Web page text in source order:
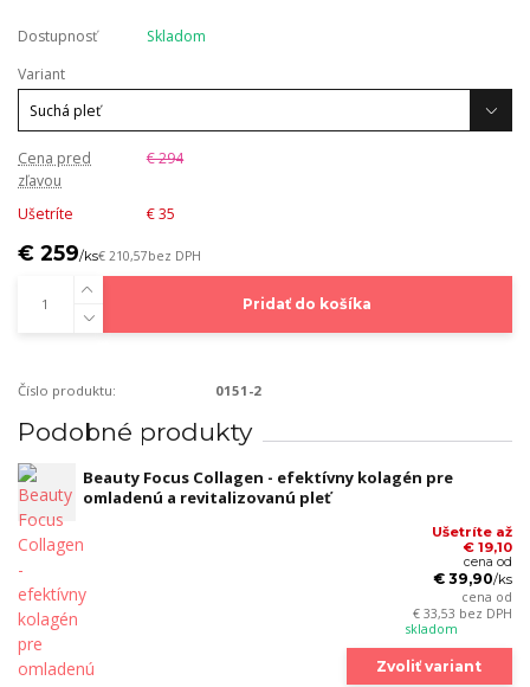
Dostupnosť
Skladom
Variant
Cena pred
zľavou
€ 294
Ušetríte € 35
€ 259/ks€ 210,57bez DPH
Pridať do košíka
Číslo produktu: 0151-2
Podobné produkty
Beauty Focus Collagen - efektívny kolagén pre
omladenú a revitalizovanú pleť
Ušetríte až
€ 19,10
cena od
€ 39,90/ks
cena od
€ 33,53 bez DPH
skladom
Zvoliť variant